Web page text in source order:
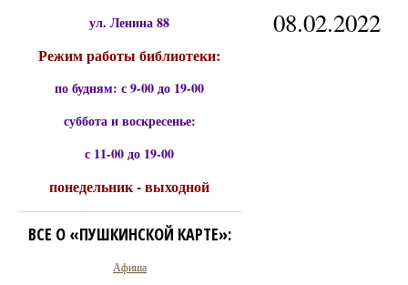
08.02.2022
ул. Ленина 88
Режим работы библиотеки:
по будням: с 9-00 до 19-00
суббота и воскресенье:
с 11-00 до 19-00
понедельник - выходной
ВСЕ О «ПУШКИНСКОЙ КАРТЕ»:
Афиша